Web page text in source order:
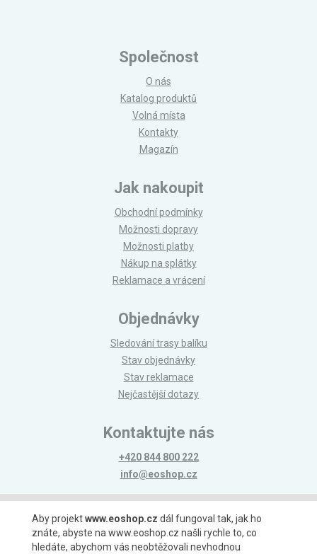
Společnost
O nás
Katalog produktů
Volná místa
Kontakty
Magazín
Jak nakoupit
Obchodní podmínky
Možnosti dopravy
Možnosti platby
Nákup na splátky
Reklamace a vrácení
Objednávky
Sledování trasy balíku
Stav objednávky
Stav reklamace
Nejčastější dotazy
Kontaktujte nás
+420 844 800 222
info@eoshop.cz
Možnosti platby
Aby projektwww.eoshop.cz dál fungoval tak, jak ho
znáte, abyste na www.eoshop.cz našli rychle to, co
hledáte, abychom vás neobtěžovali nevhodnou